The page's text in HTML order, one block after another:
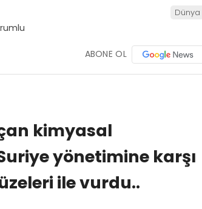
Dünya
ABONE OL
kimyasal
yönetimine karşı
ile vurdu..